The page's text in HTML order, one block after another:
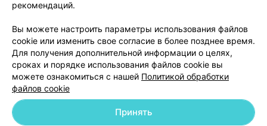
Обработка персональных данных
© 2026 ООО «Артокс Лаб», УНП 191700409 | 220012, Республика Беларусь,
рекомендаций.
Вы можете настроить параметры использования файлов
cookie или изменить свое согласие в более позднее время.
Для получения дополнительной информации о целях,
сроках и порядке использования файлов cookie вы
можете ознакомиться с нашей Политикой обработки
файлов cookie
Принять